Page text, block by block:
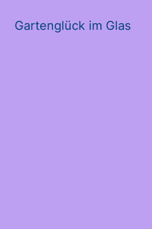
Gartenglück im Glas